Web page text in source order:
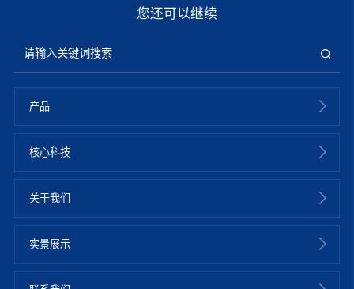
您还可以继续
产品
核心科技
关于我们
实景展示